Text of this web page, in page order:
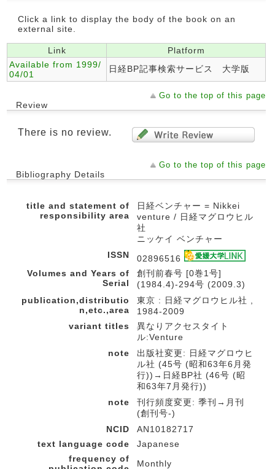
Click a link to display the body of the book on an
external site.
Link
Platform
Available from 1999/
04/01
日経BP記事検索サービス 大学版
Go to the top of this page
Review
There is no review.
Go to the top of this page
Bibliography Details
title and statement of
responsibility area
日経ベンチャー = Nikkei
venture / 日経マグロウヒル
社
ニッケイ ベンチャー
ISSN
02896516
Volumes and Years of
Serial
創刊前春号 [0巻1号]
(1984.4)-294号 (2009.3)
publication,distributio
n,etc.,area
東京 : 日経マグロウヒル社 ,
1984-2009
variant titles
異なりアクセスタイト
ル:Venture
note
出版社変更: 日経マグロウヒ
ル社 (45号 (昭和63年6月発
行))→日経BP社 (46号 (昭
和63年7月発行))
note
刊行頻度変更: 季刊→月刊
(創刊号-)
NCID
AN10182717
text language code
Japanese
frequency of
Monthly